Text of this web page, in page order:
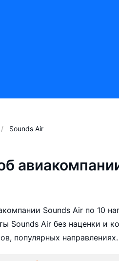
Sounds Air
Sounds Air по 10
Sounds Air без наценки и
популярных направлениях.